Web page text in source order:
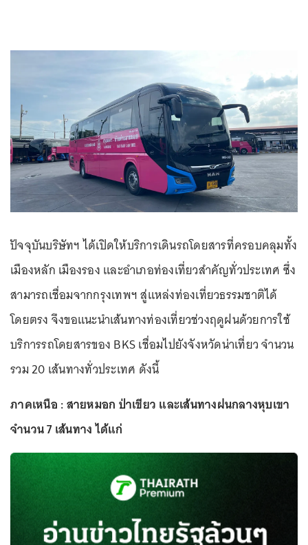
ปัจจุบันบริษัทฯ ได้เปิดให้บริการเดินรถโดยสารที่ครอบคลุมทั้ง
เมืองหลัก เมืองรอง และอำเภอท่องเที่ยวสำคัญทั่วประเทศ ซึ่ง
สามารถเชื่อมจากกรุงเทพฯ สู่แหล่งท่องเที่ยวธรรมชาติได้
โดยตรง จึงขอแนะนำเส้นทางท่องเที่ยวช่วงฤดูฝนด้วยการใช้
บริการรถโดยสารของ BKS เชื่อมไปยังจังหวัดน่าเที่ยว จำนวน
รวม 20 เส้นทางทั่วประเทศ ดังนี้
ภาคเหนือ : สายหมอก ป่าเขียว และเส้นทางฝนกลางหุบเขา
จำนวน 7 เส้นทาง ได้แก่